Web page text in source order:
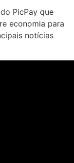
PicPay que
economia para
notícias